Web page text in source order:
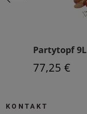
Partytopf 9L
77,25 €
KONTAKT